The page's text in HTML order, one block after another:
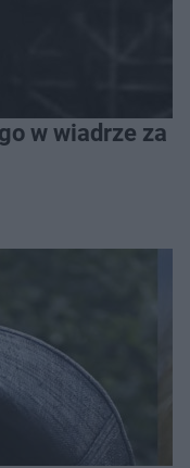
w wiadrze za